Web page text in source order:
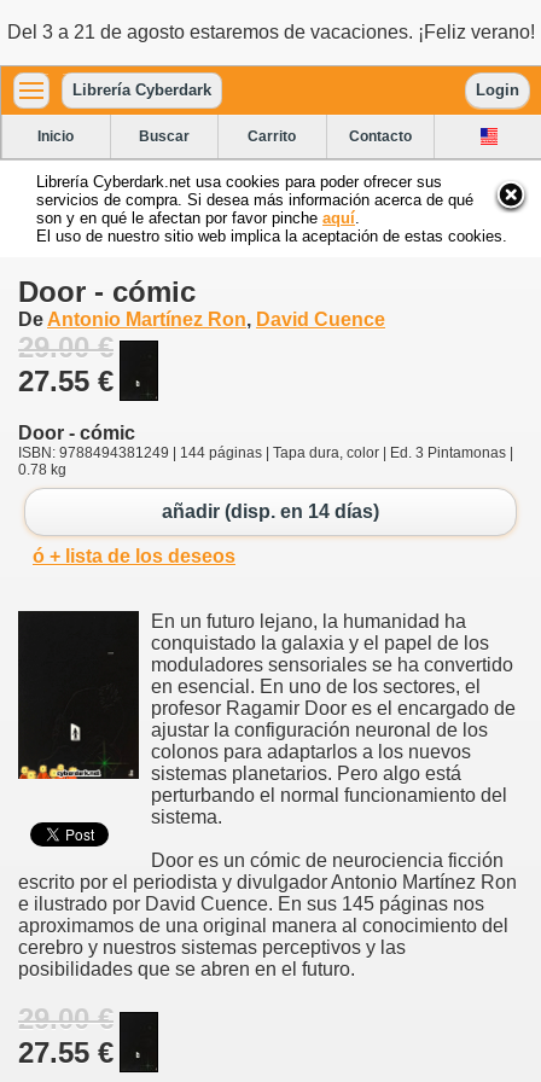
Del 3 a 21 de agosto estaremos de vacaciones. ¡Feliz verano!
Librería Cyberdark Login
Inicio Buscar Carrito Contacto
Librería Cyberdark.net usa cookies para poder ofrecer sus
servicios de compra. Si desea más información acerca de qué
son y en qué le afectan por favor pinche aquí
El uso de nuestro sitio web implica la aceptación de estas cookies.
Door - cómic
De Antonio Martínez Ron, David Cuence
29.00 €
27.55 €
Door - cómic
ISBN: 9788494381249 | 144 páginas | Tapa dura, color | Ed. 3 Pintamonas |
0.78 kg
añadir (disp. en 14 días)
ó + lista de los deseos
En un futuro lejano, la humanidad ha
conquistado la galaxia y el papel de los
moduladores sensoriales se ha convertido
en esencial. En uno de los sectores, el
profesor Ragamir Door es el encargado de
ajustar la configuración neuronal de los
colonos para adaptarlos a los nuevos
sistemas planetarios. Pero algo está
perturbando el normal funcionamiento del
sistema.
Door es un cómic de neurociencia ficción
escrito por el periodista y divulgador Antonio Martínez Ron
e ilustrado por David Cuence. En sus 145 páginas nos
aproximamos de una original manera al conocimiento del
cerebro y nuestros sistemas perceptivos y las
posibilidades que se abren en el futuro.
29.00 €
27.55 €